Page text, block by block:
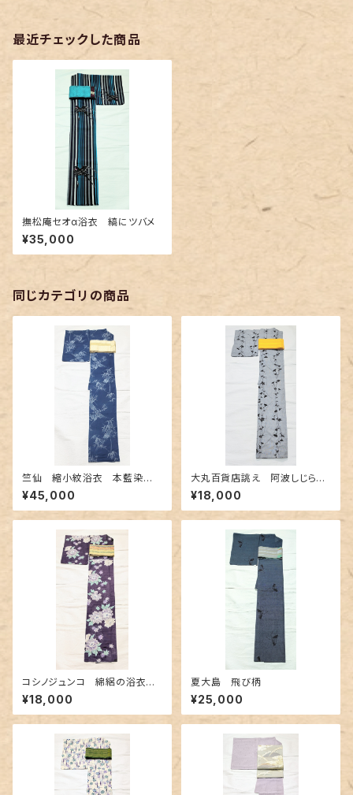
最近チェックした商品
撫松庵セオα浴衣 縞にツバメ
¥35,000
同じカテゴリの商品
竺仙 縮小紋浴衣 本藍染
め〜長板中形の竹柄〜
¥45,000
大丸百貨店誂え 阿波しじら
織 アザミ柄の注染
¥18,000
コシノジュンコ 綿絽の浴衣
シックな紫色
¥18,000
夏大島 飛び柄
¥25,000